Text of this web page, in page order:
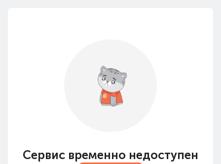
Сервис временно недоступен